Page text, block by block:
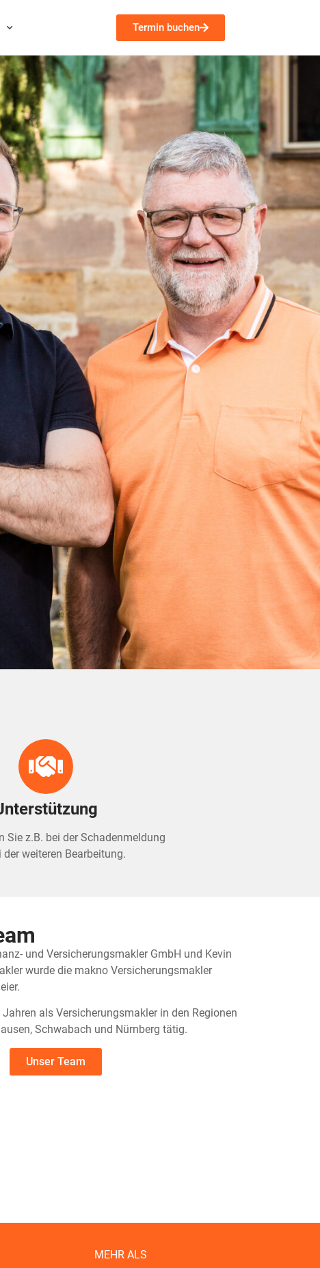
Termin buchen
Sie z.B. bei der Schadenmeldung
der weiteren Bearbeitung.
und Versicherungsmakler GmbH und Kevin
wurde die makno Versicherungsmakler
als Versicherungsmakler in den Regionen
Schwabach und Nürnberg tätig.
Unser Team
MEHR ALS